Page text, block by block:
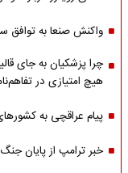
واکنش صنعا به توافق
چرا پزشکیان به جای
هیچ امتیازی در
پیام عراقچی به
خبر ترامپ از پایان